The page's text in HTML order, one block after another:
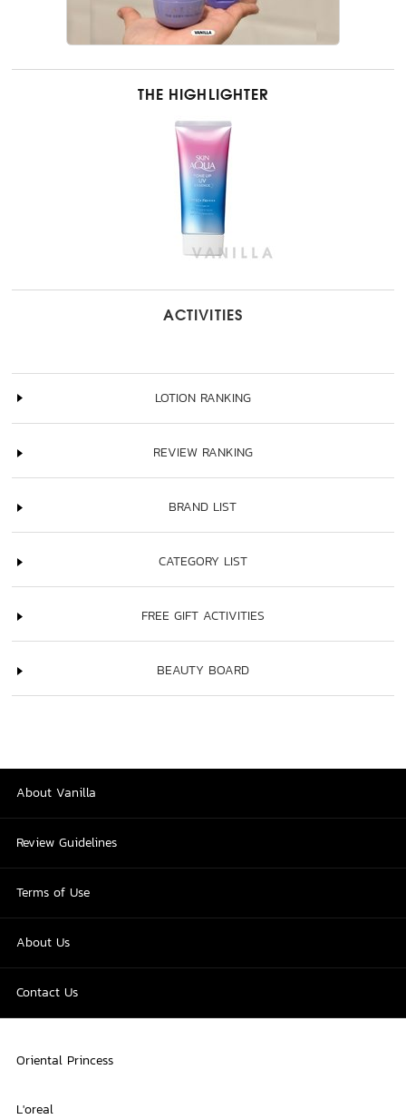
THE HIGHLIGHTER
ACTIVITIES
LOTION RANKING
REVIEW RANKING
BRAND LIST
CATEGORY LIST
FREE GIFT ACTIVITIES
BEAUTY BOARD
About Vanilla
Review Guidelines
Terms of Use
About Us
Contact Us
Oriental Princess
L'oreal